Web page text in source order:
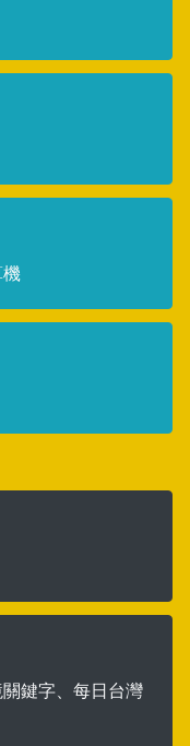
鍵字、每日台灣